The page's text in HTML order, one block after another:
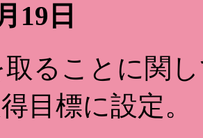
19日
ることに関
目標に設定。